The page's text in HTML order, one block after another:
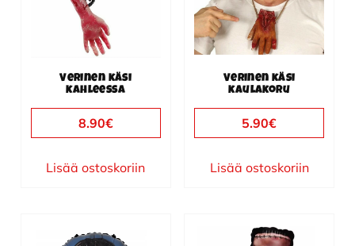
Verinen käsi
kahleessa
8.90€
Lisää ostoskoriin
Verinen käsi
kaulakoru
5.90€
Lisää ostoskoriin